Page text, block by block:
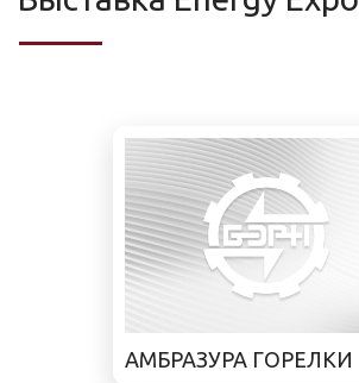
АМБРАЗУРА ГОРЕЛКИ